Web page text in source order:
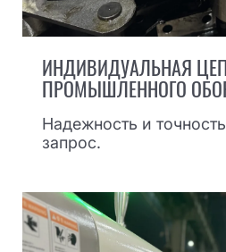
ИНДИВИДУАЛЬНАЯ
ПРОМЫШЛЕННОГО
Надежность и
запрос.